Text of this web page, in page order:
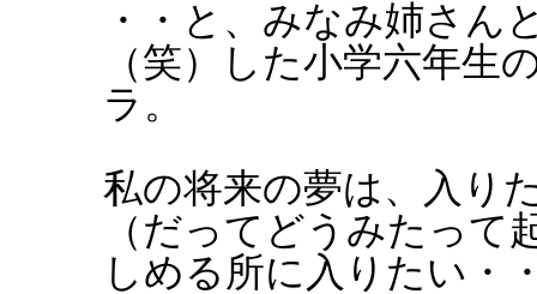
・・と、みなみ姉さん
（笑）した小学六年生
ラ。
私の将来の夢は、入り
（だってどうみたって
しめる所に入りたい・